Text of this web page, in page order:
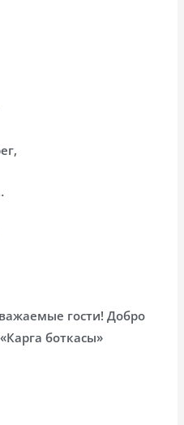
гости! Добро
боткасы»